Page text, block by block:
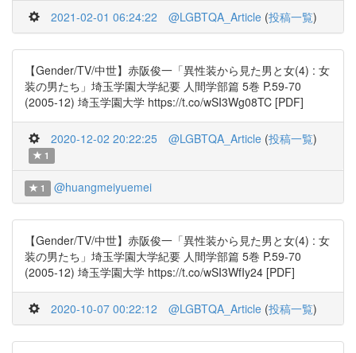
2021-02-01 06:24:22 @LGBTQA_Article (投稿一覧)
【Gender/TV/中世】赤阪俊一「異性装から見た男と女(4) : 女
装の男たち」埼玉学園大学紀要 人間学部篇 5巻 P.59-70
(2005-12) 埼玉学園大学 https://t.co/wSI3Wg08TC [PDF]
2020-12-02 20:22:25 @LGBTQA_Article (投稿一覧)
1
1 @huangmeiyuemei
【Gender/TV/中世】赤阪俊一「異性装から見た男と女(4) : 女
装の男たち」埼玉学園大学紀要 人間学部篇 5巻 P.59-70
(2005-12) 埼玉学園大学 https://t.co/wSI3WfIy24 [PDF]
2020-10-07 00:22:12 @LGBTQA_Article (投稿一覧)